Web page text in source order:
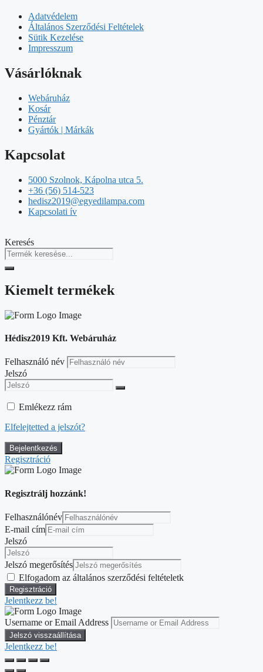
Adatvédelem
Általános Szerződési Feltételek
Sütik Kezelése
Impresszum
Vásárlóknak
Webáruház
Kosár
Pénztár
Gyártók | Márkák
Kapcsolat
5000 Szolnok, Kápolna utca 5.
+36 (56) 514-523
hedisz2019@egyedilampa.com
Kapcsolati ív
Keresés
Kiemelt termékek
Hédisz2019 Kft. Webáruház
Felhasználó név
Jelszó
Emlékezz rám
Elfelejtetted a jelszót?
Regisztráció
Regisztrálj hozzánk!
Felhasználónév
E-mail cím
Jelszó
Jelszó megerősítés
Elfogadom az általános szerződési feltételetk
Jelentkezz be!
Username or Email Address
Jelentkezz be!